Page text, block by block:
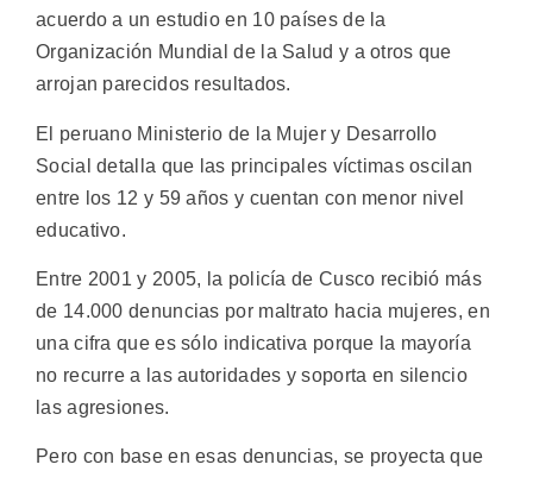
acuerdo a un estudio en 10 países de la
Organización Mundial de la Salud y a otros que
arrojan parecidos resultados.
El peruano Ministerio de la Mujer y Desarrollo
Social detalla que las principales víctimas oscilan
entre los 12 y 59 años y cuentan con menor nivel
educativo.
Entre 2001 y 2005, la policía de Cusco recibió más
de 14.000 denuncias por maltrato hacia mujeres, en
una cifra que es sólo indicativa porque la mayoría
no recurre a las autoridades y soporta en silencio
las agresiones.
Pero con base en esas denuncias, se proyecta que